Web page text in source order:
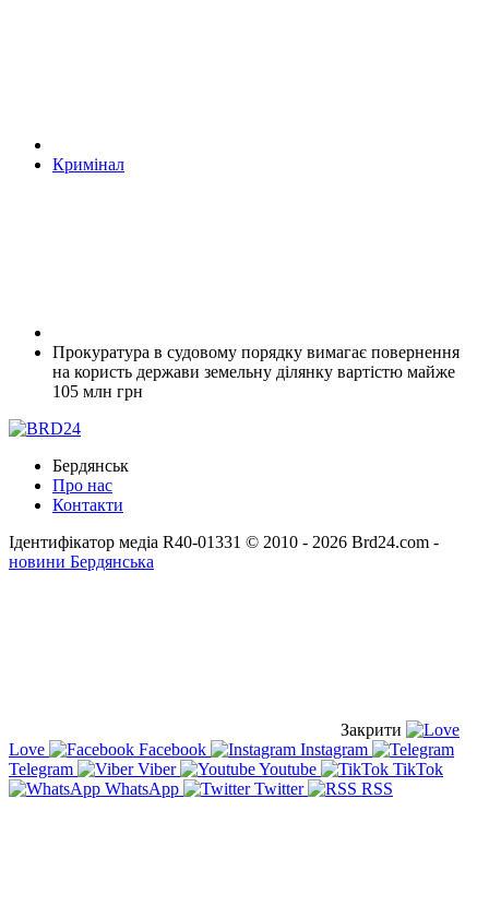
Кримінал
Прокуратура в судовому порядку вимагає повернення
на користь держави земельну ділянку вартістю майже
105 млн грн
Бердянськ
Про нас
Контакти
Ідентифікатор медіа R40-01331 © 2010 - 2026 Brd24.com -
новини Бердянська
Закрити
Love
Facebook
Instagram
Telegram
Viber Youtube
TikTok
WhatsApp
Twitter RSS